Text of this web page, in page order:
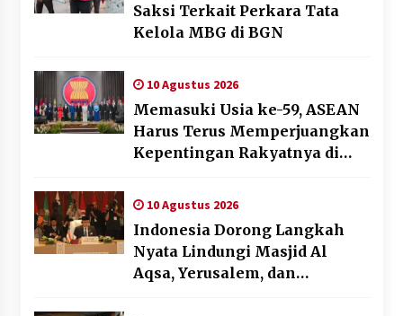
Saksi Terkait Perkara Tata
Kelola MBG di BGN
10 Agustus 2026
Memasuki Usia ke-59, ASEAN
Harus Terus Memperjuangkan
Kepentingan Rakyatnya di
10 Agustus 2026
Indonesia Dorong Langkah
Nyata Lindungi Masjid Al
Aqsa, Yerusalem, dan